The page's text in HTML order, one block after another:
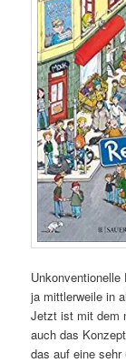
ja mittlerweile in
Jetzt ist mit dem
auch das
das auf eine